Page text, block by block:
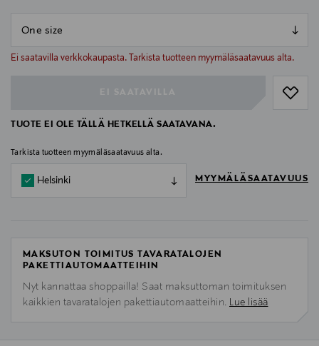
Ei saatavilla verkkokaupasta. Tarkista tuotteen myymäläsaatavuus alta.
null
TUOTE EI OLE TÄLLÄ HETKELLÄ SAATAVANA.
Tarkista tuotteen myymäläsaatavuus alta.
Helsinki MYYMÄLÄSAATAVUUS
MAKSUTON TOIMITUS TAVARATALOJEN
PAKETTIAUTOMAATTEIHIN
Nyt kannattaa shoppailla! Saat maksuttoman toimituksen
kaikkien tavaratalojen pakettiautomaatteihin. Lue lisää